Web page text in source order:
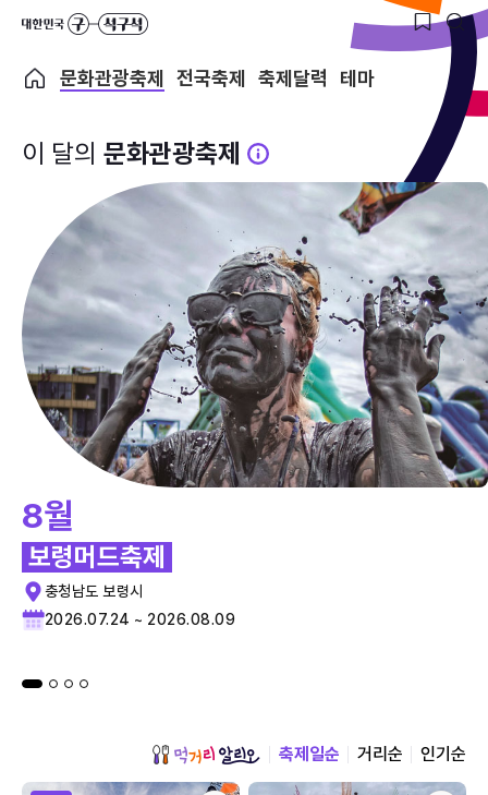
문화관광축제 전국축제 축제달력 테마
이 달의 문화관광축제
8월
보령머드축제
충청남도 보령시
2026.07.24 ~ 2026.08.09
축제일순 거리순 인기순